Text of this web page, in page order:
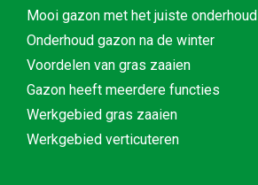
Mooi gazon met het juiste onderhoud
Onderhoud gazon na de winter
Voordelen van gras zaaien
Gazon heeft meerdere functies
Werkgebied gras zaaien
Werkgebied verticuteren